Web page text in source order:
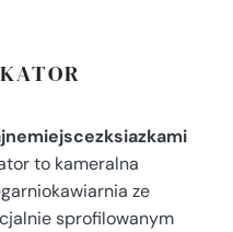
to kameralna
ze
sprofilowanym